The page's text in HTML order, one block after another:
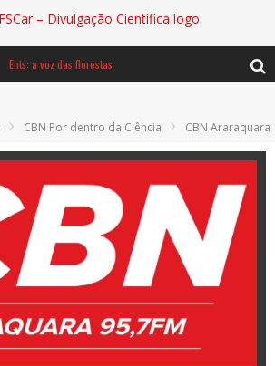
Ents: a voz das florestas
CBN Por dentro da Ciência CBN Araraquara